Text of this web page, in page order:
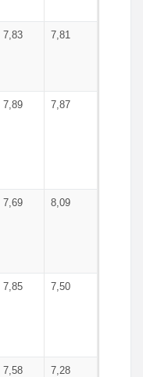
7,83 7,81
7,89 7,87
7,69 8,09
7,85 7,50
7,58 7,28